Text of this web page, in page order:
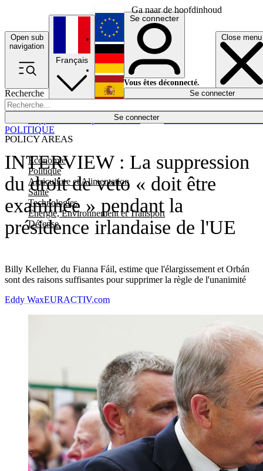
Ga naar de hoofdinhoud
Open sub
navigation
Close menu
Recherche
Se connecter
POLICY AREAS
Economie
Politique
Agriculture et Alimentation
Santé
Technologies
Energie, Environnement et Transport
Défense
Économie
Français
English
Deutsch
Español
Se connecter
Vous êtes déconnecté.
Se connecter
INTERVIEW : La suppression
du droit de veto « doit être
examinée » pendant la
présidence irlandaise de l'UE
Billy Kelleher, du Fianna Fáil, estime que l'élargissement et Orbán
sont des raisons suffisantes pour supprimer la règle de l'unanimité
POLITIQUE
Eddy WaxEURACTIV.com